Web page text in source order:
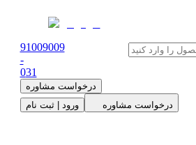
91009009
-
031
درخواست مشاوره
ورود | ثبت نام
درخواست مشاوره